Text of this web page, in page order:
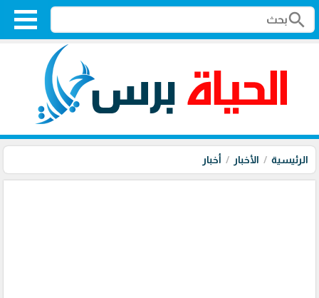
search
الرئيسية الأخبار أخبار